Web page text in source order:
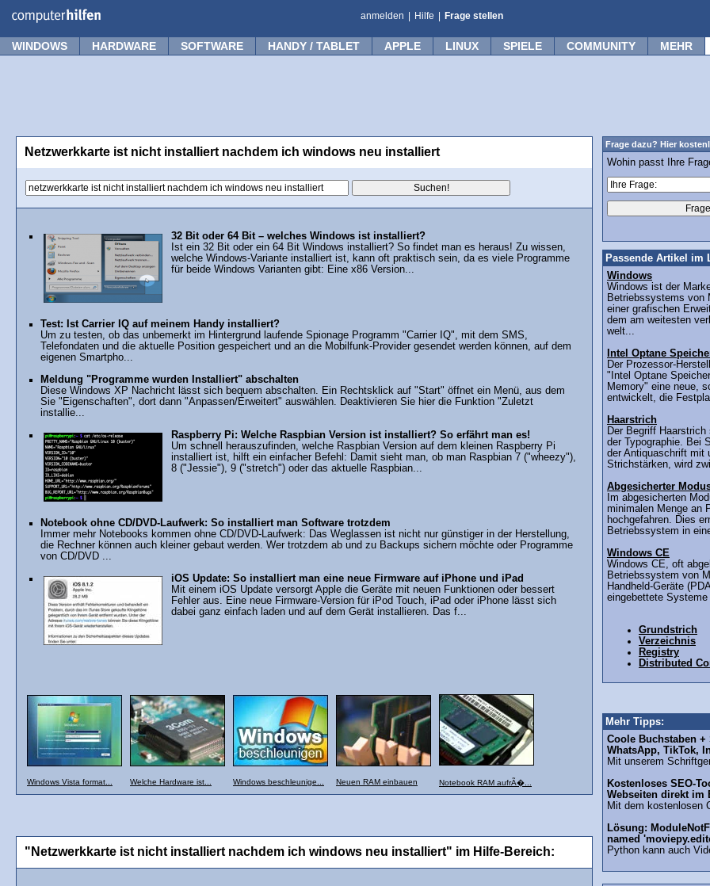
anmelden Hilfe Frage stellen
WINDOWS HARDWARE SOFTWARE HANDY / TABLET APPLE LINUX SPIELE COMMUNITY MEHR
Netzwerkkarte ist nicht installiert nachdem ich windows neu installiert
32 Bit oder 64 Bit – welches Windows ist installiert?
Ist ein 32 Bit oder ein 64 Bit Windows installiert? So findet man es heraus! Zu wissen,
welche Windows-Variante installiert ist, kann oft praktisch sein, da es viele Programme
für beide Windows Varianten gibt: Eine x86 Version...
Test: Ist Carrier IQ auf meinem Handy installiert?
Um zu testen, ob das unbemerkt im Hintergrund laufende Spionage Programm "Carrier IQ", mit dem SMS,
Telefondaten und die aktuelle Position gespeichert und an die Mobilfunk-Provider gesendet werden können, auf dem
eigenen Smartpho...
Meldung "Programme wurden Installiert" abschalten
Diese Windows XP Nachricht lässt sich bequem abschalten. Ein Rechtsklick auf "Start" öffnet ein Menü, aus dem
Sie "Eigenschaften", dort dann "Anpassen/Erweitert" auswählen. Deaktivieren Sie hier die Funktion "Zuletzt
installie...
Raspberry Pi: Welche Raspbian Version ist installiert? So erfährt man es!
Um schnell herauszufinden, welche Raspbian Version auf dem kleinen Raspberry Pi
installiert ist, hilft ein einfacher Befehl: Damit sieht man, ob man Raspbian 7 ("wheezy"),
8 ("Jessie"), 9 ("stretch") oder das aktuelle Raspbian...
Notebook ohne CD/DVD-Laufwerk: So installiert man Software trotzdem
Immer mehr Notebooks kommen ohne CD/DVD-Laufwerk: Das Weglassen ist nicht nur günstiger in der Herstellung,
die Rechner können auch kleiner gebaut werden. Wer trotzdem ab und zu Backups sichern möchte oder Programme
von CD/DVD ...
iOS Update: So installiert man eine neue Firmware auf iPhone und iPad
Mit einem iOS Update versorgt Apple die Geräte mit neuen Funktionen oder bessert
Fehler aus. Eine neue Firmware-Version für iPod Touch, iPad oder iPhone lässt sich
dabei ganz einfach laden und auf dem Gerät installieren. Das f...
Windows Vista format... Welche Hardware ist... Windows beschleunige... Neuen RAM einbauen Notebook RAM aufrÃ�...
"Netzwerkkarte ist nicht installiert nachdem ich windows neu installiert" im Hilfe-Bereich:
Frage dazu? Hier
Wohin passt Ihre
Passende Artikel im
Windows
Windows ist der
Betriebssystems von
einer grafischen
dem am weitesten
welt...
Intel Optane
Der Prozessor-
"Intel Optane
Memory" eine neue,
entwickelt, die
Haarstrich
Der Begriff
der Typographie. Bei
der Antiquaschrift mit
Strichstärken, wird
Abgesicherter
Im abgesicherten
minimalen Menge an
hochgefahren. Dies
Betriebssystem in
Windows CE
Windows CE, oft
Betriebssystem von
Handheld-Geräte
eingebettete Systeme
Grundstrich
Verzeichnis
Registry
Distributed
Mehr Tipps:
Coole Buchstaben
WhatsApp, TikTok,
Mit unserem
Kostenloses SEO-
Webseiten direkt im
Mit dem kostenlosen
Lösung:
named
Python kann auch